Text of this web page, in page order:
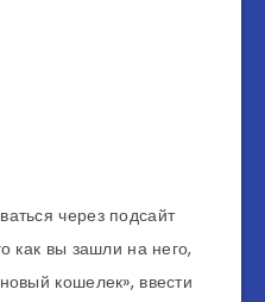
через подсайт
как вы зашли на него,
кошелек», ввести